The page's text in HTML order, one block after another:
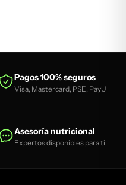
Pagos 100% seguros
Visa, Mastercard, PSE, PayU
Asesoría nutricional
Expertos disponibles para ti